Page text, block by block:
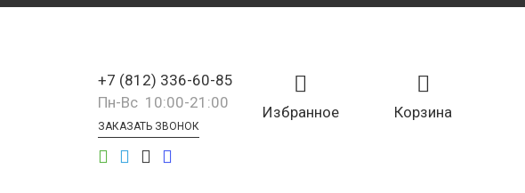
Корзина
Избранное
+7 (812) 336-60-85
Пн-Вс 10:00-21:00
ЗАКАЗАТЬ ЗВОНОК